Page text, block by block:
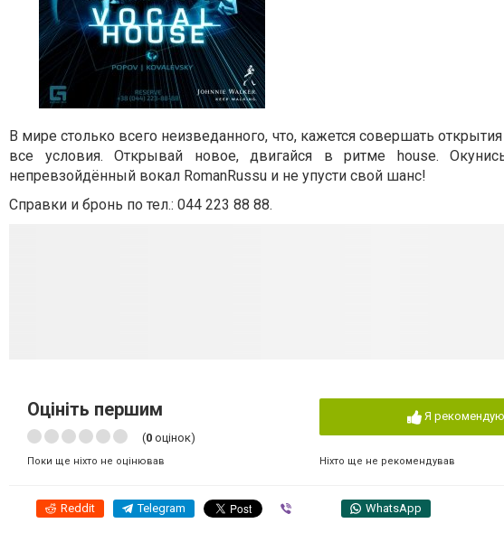
В мире столько всего неизведанного, что, кажется совершать
все условия. Открывай новое, двигайся в ритме house.
непревзойдённый вокал RomanRussu и не упусти свой шанс!
Справки и бронь по тел.: 044 223 88 88.
Оцініть першим
(0 оцінок)
Поки ще ніхто не оцінював
Я рекомендую
Ніхто ще не рекомендував
Reddit Telegram WhatsApp